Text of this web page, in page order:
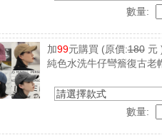
數量:
加99元購買 (原價:180元
純色水洗牛仔彎簷復古老
請選擇款式
數量: